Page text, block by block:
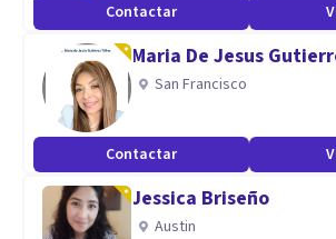
Contactar
Maria De Jesus
San Francisco
Contactar
Jessica Briseño
Austin